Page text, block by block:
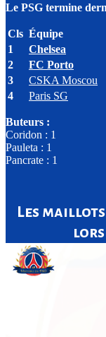
Le PSG termine
Cls Équipe
1
Chelsea
2
FC Porto
3
CSKA Moscou
4
Paris SG
Buteurs :
Coridon : 1
Pauleta : 1
Pancrate : 1
Les
lors